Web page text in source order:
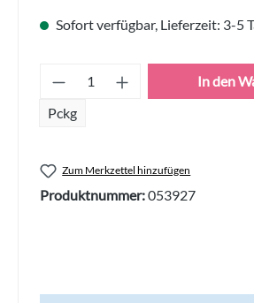
Sofort verfügbar, Lieferzeit: 3-5
Produkt Anzahl: Gib
Pckg
In den
Zum Merkzettel hinzufügen
Produktnummer:053927